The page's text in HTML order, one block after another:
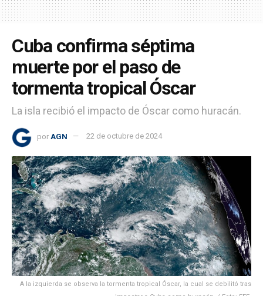
Cuba confirma séptima
muerte por el paso de
tormenta tropical Óscar
La isla recibió el impacto de Óscar como huracán.
por AGN 22 de octubre de 2024
A la izquierda se observa la tormenta tropical Óscar, la cual se debilitó tras